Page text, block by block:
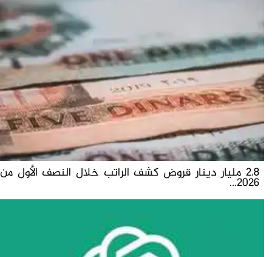
2.8 مليار دينار قروض كشف الراتب خلال النصف الأول من
2026...